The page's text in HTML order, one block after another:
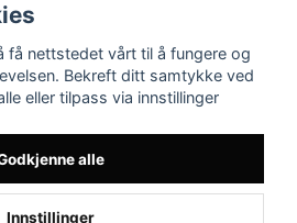
Lådritning
Om oss
få nettstedet vårt til å fungere og
Bekreft ditt samtykke ved
eller tilpass via innstillinger
alle
Innstillinger